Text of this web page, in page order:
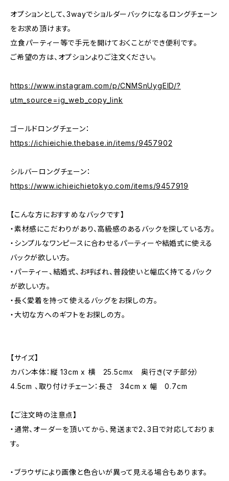
オプションとして、3wayでショルダーバックになるロングチェーン
をお求め頂けます。
立食パーティー等で手元を開けておくことができ便利です。
ご希望の方は、オプションよりご注文ください。
https://www.instagram.com/p/CNMSnUygElD/?
utm_source=ig_web_copy_link
ゴールドロングチェーン：
https://ichieichie.thebase.in/items/9457902
シルバーロングチェーン：
https://www.ichieichietokyo.com/items/9457919
【こんな方におすすめなバックです】
・素材感にこだわりがあり、高級感のあるバックを探している方。
・シンプルなワンピースに合わせるパーティーや結婚式に使える
バックが欲しい方。
・パーティー、結婚式、お呼ばれ、普段使いと幅広く持てるバック
が欲しい方。
・長く愛着を持って使えるバッグをお探しの方。
・大切な方へのギフトをお探しの方。
【サイズ】
カバン本体：縦 13cm x 横 25.5cmx 奥行き(マチ部分）
4.5cm 、取り付けチェーン：長さ 34cm x 幅 0.7cm
【ご注文時の注意点】
・通常、オーダーを頂いてから、発送まで2、3日で対応しておりま
す。
・ブラウザにより画像と色合いが異って見える場合もあります。